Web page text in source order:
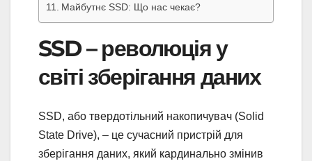
Майбутнє SSD: Що нас чекає?
SSD – революція у
світі зберігання даних
SSD, або твердотільний накопичувач (Solid
State Drive), – це сучасний пристрій для
зберігання даних, який кардинально змінив